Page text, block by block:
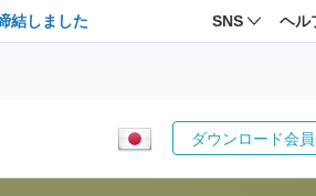
結しました SNS ヘル
ダウンロード会